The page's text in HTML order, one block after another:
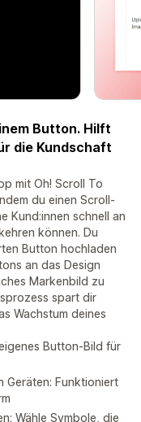
Button. Hilft
die Kundschaft
mit Oh! Scroll To
du einen Scroll-
Kund:innen schnell an
können. Du
Button hochladen
an das Design
Markenbild zu
spart dir
Wachstum deines
Button-Bild für
Geräten: Funktioniert
Wähle Symbole, die